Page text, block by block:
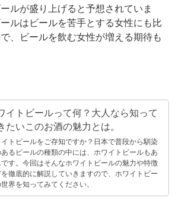
ルが盛り上げると予想されていま
ルはビールを苦手とする女性にも比
、ビールを飲む女性が増える期待も
イトビールって何？大人なら知って
たいこのお酒の魅力とは。
トビールをご存知ですか？日本で普段から馴染
るビールの種類の中には、ホワイトビールもあ
です。今回はそんなホワイトビールの魅力や特徴
を徹底的に解説していきますので、ホワイトビー
界を知ってみてください。